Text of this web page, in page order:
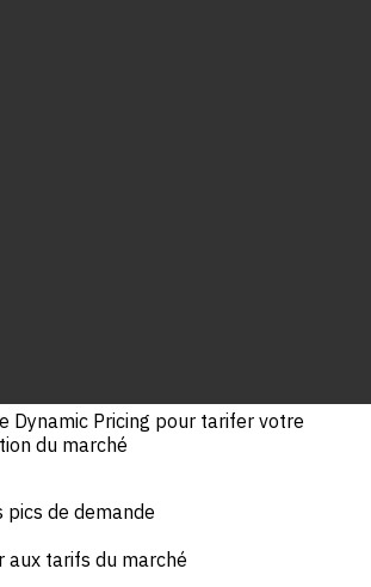
Dynamic Pricing pour tarifer votre
du marché
de demande
aux tarifs du marché